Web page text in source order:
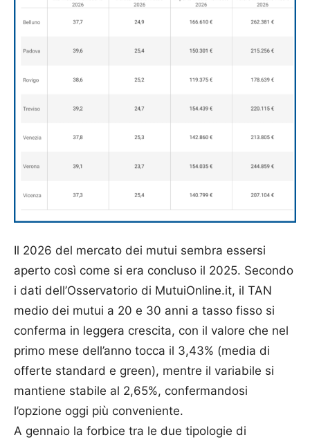
Il 2026 del mercato dei mutui sembra essersi
aperto così come si era concluso il 2025. Secondo
i dati dell’Osservatorio di MutuiOnline.it, il TAN
medio dei mutui a 20 e 30 anni a tasso fisso si
conferma in leggera crescita, con il valore che nel
primo mese dell’anno tocca il 3,43% (media di
offerte standard e green), mentre il variabile si
mantiene stabile al 2,65%, confermandosi
l’opzione oggi più conveniente.
A gennaio la forbice tra le due tipologie di